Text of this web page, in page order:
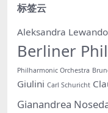
标签云
Aleksandra
Berliner
Philharmonic Orchestra
Giulini Carl Schuricht
Gianandrea